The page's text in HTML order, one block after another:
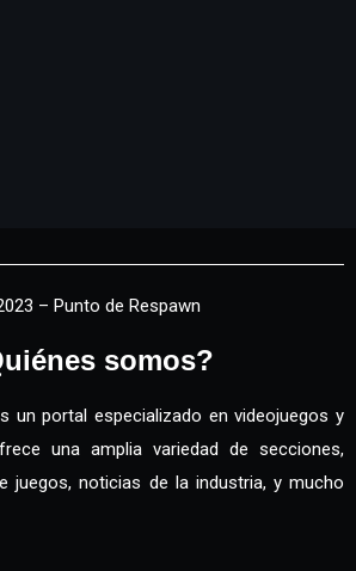
– Punto de Respawn
somos?
un portal especializado en videojuegos y
una amplia variedad de secciones,
juegos, noticias de la industria, y mucho